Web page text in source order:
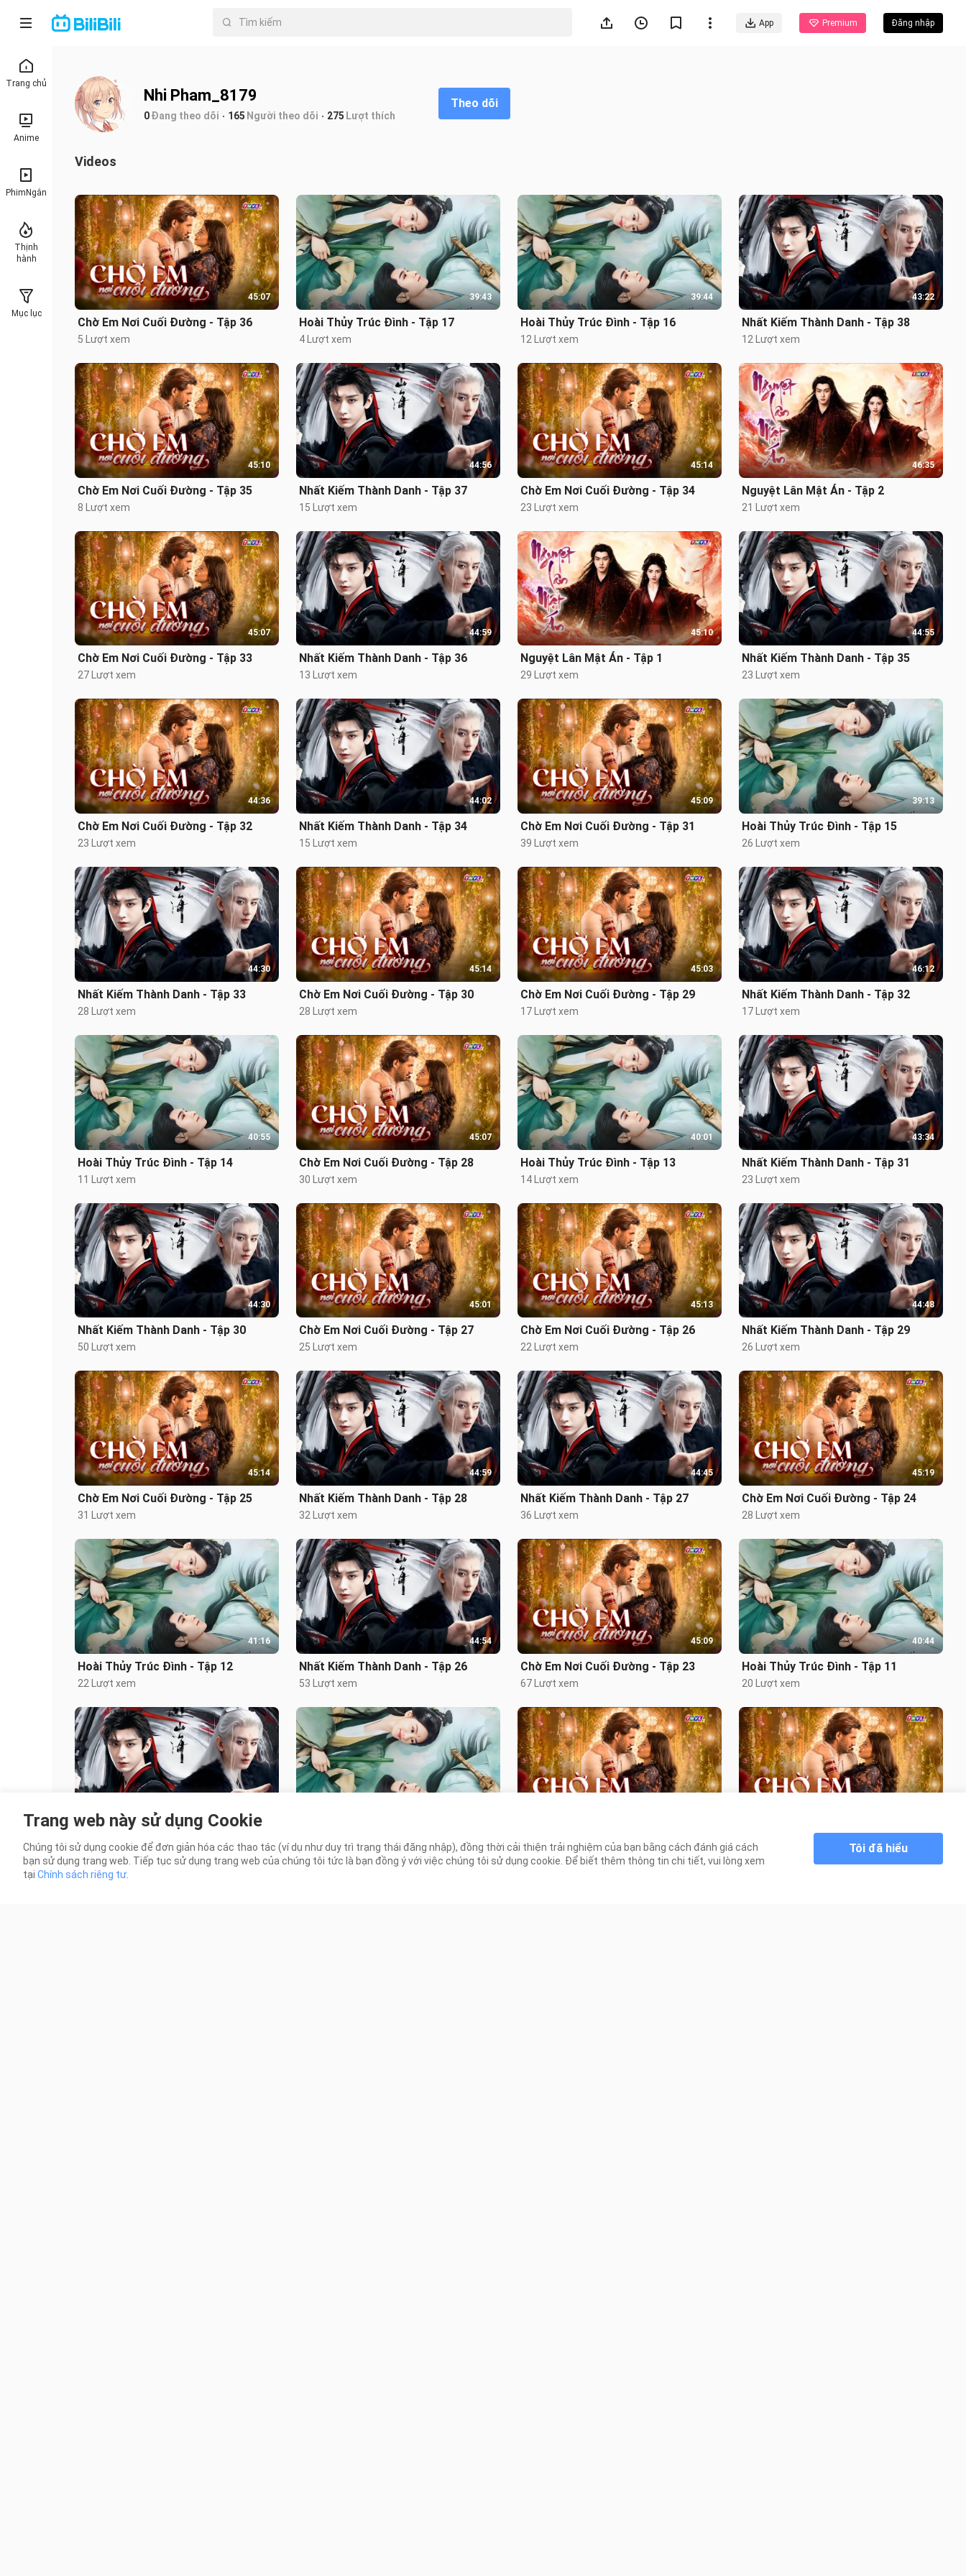
App Premium Đăng nhập
Trang chủ
Anime
PhimNgắn
Thịnh
hành
Mục lục
Nhi Pham_8179
0Đang theo dõi 165 Người theo dõi 275 Lượt thích
Theo dõi
Videos
45:07
Chờ Em Nơi Cuối Đường - Tập 36
5 Lượt xem
39:43
Hoài Thủy Trúc Đình - Tập 17
4 Lượt xem
39:44
Hoài Thủy Trúc Đình - Tập 16
12 Lượt xem
43:22
Nhất Kiếm Thành Danh - Tập 38
12 Lượt xem
45:10
Chờ Em Nơi Cuối Đường - Tập 35
8 Lượt xem
44:56
Nhất Kiếm Thành Danh - Tập 37
15 Lượt xem
45:14
Chờ Em Nơi Cuối Đường - Tập 34
23 Lượt xem
46:35
Nguyệt Lân Mật Án - Tập 2
21 Lượt xem
45:07
Chờ Em Nơi Cuối Đường - Tập 33
27 Lượt xem
44:59
Nhất Kiếm Thành Danh - Tập 36
13 Lượt xem
45:10
Nguyệt Lân Mật Án - Tập 1
29 Lượt xem
44:55
Nhất Kiếm Thành Danh - Tập 35
23 Lượt xem
44:36
Chờ Em Nơi Cuối Đường - Tập 32
23 Lượt xem
44:02
Nhất Kiếm Thành Danh - Tập 34
15 Lượt xem
45:09
Chờ Em Nơi Cuối Đường - Tập 31
39 Lượt xem
39:13
Hoài Thủy Trúc Đình - Tập 15
26 Lượt xem
44:30
Nhất Kiếm Thành Danh - Tập 33
28 Lượt xem
45:14
Chờ Em Nơi Cuối Đường - Tập 30
28 Lượt xem
45:03
Chờ Em Nơi Cuối Đường - Tập 29
17 Lượt xem
46:12
Nhất Kiếm Thành Danh - Tập 32
17 Lượt xem
40:55
Hoài Thủy Trúc Đình - Tập 14
11 Lượt xem
45:07
Chờ Em Nơi Cuối Đường - Tập 28
30 Lượt xem
40:01
Hoài Thủy Trúc Đình - Tập 13
14 Lượt xem
43:34
Nhất Kiếm Thành Danh - Tập 31
23 Lượt xem
44:30
Nhất Kiếm Thành Danh - Tập 30
50 Lượt xem
45:01
Chờ Em Nơi Cuối Đường - Tập 27
25 Lượt xem
45:13
Chờ Em Nơi Cuối Đường - Tập 26
22 Lượt xem
44:48
Nhất Kiếm Thành Danh - Tập 29
26 Lượt xem
45:14
Chờ Em Nơi Cuối Đường - Tập 25
31 Lượt xem
44:59
Nhất Kiếm Thành Danh - Tập 28
32 Lượt xem
44:45
Nhất Kiếm Thành Danh - Tập 27
36 Lượt xem
45:19
Chờ Em Nơi Cuối Đường - Tập 24
28 Lượt xem
41:16
Hoài Thủy Trúc Đình - Tập 12
22 Lượt xem
44:54
Nhất Kiếm Thành Danh - Tập 26
53 Lượt xem
45:09
Chờ Em Nơi Cuối Đường - Tập 23
67 Lượt xem
40:44
Hoài Thủy Trúc Đình - Tập 11
20 Lượt xem
Nhất Kiếm Thành Danh - Tập 25
32 Lượt xem 18 Lượt xem 39 Lượt xem
Chờ Em Nơi Cuối Đường - Tập 21
73 Lượt xem
Trang web này sử dụng Cookie
Chúng tôi sử dụng cookie để đơn giản hóa các thao tác (ví dụ như duy trì trạng thái đăng nhập), đồng thời cải thiện trải nghiệm của bạn bằng cách đánh giá cách
bạn sử dụng trang web. Tiếp tục sử dụng trang web của chúng tôi tức là bạn đồng ý với việc chúng tôi sử dụng cookie. Để biết thêm thông tin chi tiết, vui lòng xem
tại Chính sách riêng tư
Tôi đã hiểu